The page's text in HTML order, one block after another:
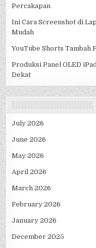
Percakapan
Ini Cara Screenshot di
Mudah
YouTube Shorts Tambah
Produksi Panel OLED
Dekat
July 2026
June 2026
May 2026
April 2026
March 2026
February 2026
January 2026
December 2025